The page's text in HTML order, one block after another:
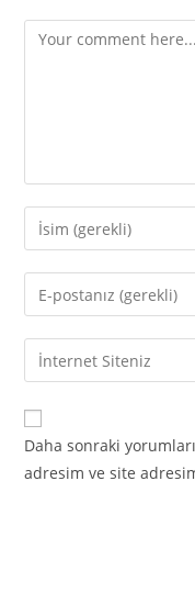
Comment
Enter
your
name
comment
Enter
your
email
address
comment
Enter
your
website
URL
Daha sonraki
adresim ve site